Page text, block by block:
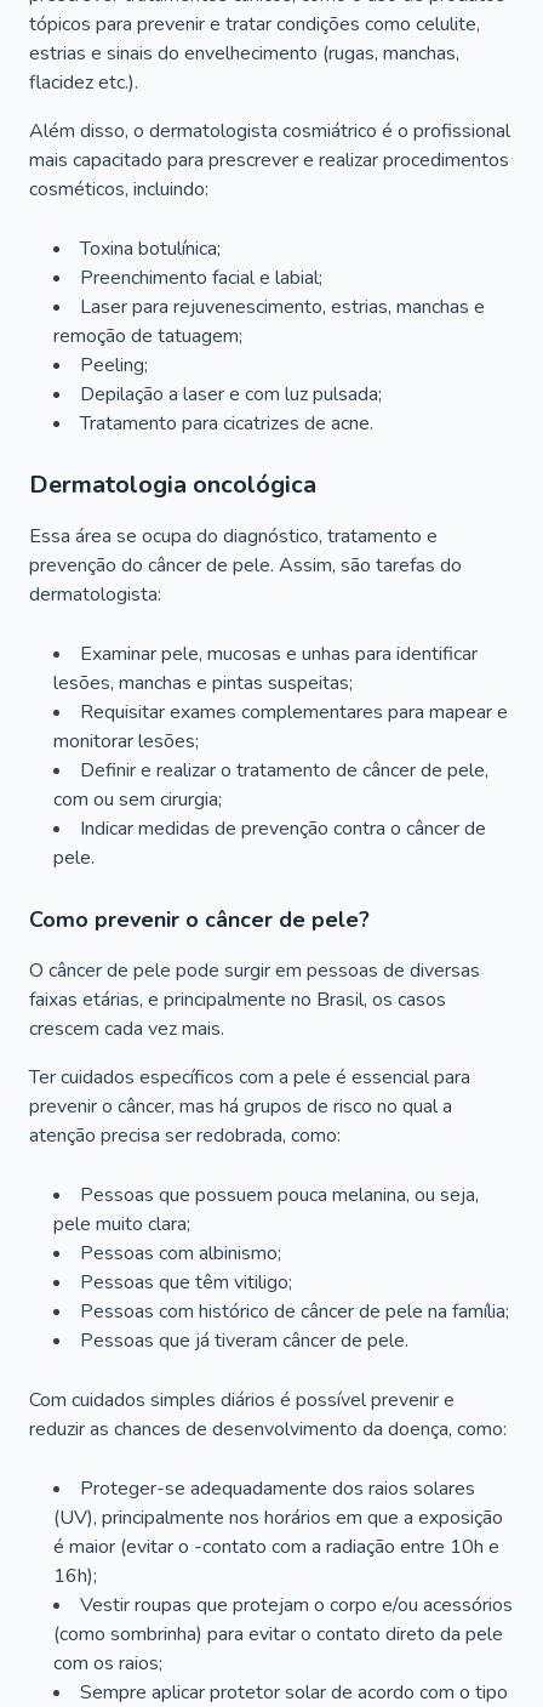
tópicos para prevenir e tratar condições como celulite,
estrias e sinais do envelhecimento (rugas, manchas,
flacidez etc.).
Além disso, o dermatologista cosmiátrico é o profissional
mais capacitado para prescrever e realizar procedimentos
cosméticos, incluindo:
Toxina botulínica;
Preenchimento facial e labial;
Laser para rejuvenescimento, estrias, manchas e
remoção de tatuagem;
Peeling;
Depilação a laser e com luz pulsada;
Tratamento para cicatrizes de acne.
Dermatologia oncológica
Essa área se ocupa do diagnóstico, tratamento e
prevenção do câncer de pele. Assim, são tarefas do
dermatologista:
Examinar pele, mucosas e unhas para identificar
lesões, manchas e pintas suspeitas;
Requisitar exames complementares para mapear e
monitorar lesões;
Definir e realizar o tratamento de câncer de pele,
com ou sem cirurgia;
Indicar medidas de prevenção contra o câncer de
pele.
Como prevenir o câncer de pele?
O câncer de pele pode surgir em pessoas de diversas
faixas etárias, e principalmente no Brasil, os casos
crescem cada vez mais.
Ter cuidados específicos com a pele é essencial para
prevenir o câncer, mas há grupos de risco no qual a
atenção precisa ser redobrada, como:
Pessoas que possuem pouca melanina, ou seja,
pele muito clara;
Pessoas com albinismo;
Pessoas que têm vitiligo;
Pessoas com histórico de câncer de pele na família;
Pessoas que já tiveram câncer de pele.
Com cuidados simples diários é possível prevenir e
reduzir as chances de desenvolvimento da doença, como:
Proteger-se adequadamente dos raios solares
(UV), principalmente nos horários em que a exposição
é maior (evitar o -contato com a radiação entre 10h e
16h);
Vestir roupas que protejam o corpo e/ou acessórios
(como sombrinha) para evitar o contato direto da pele
com os raios;
Sempre aplicar protetor solar de acordo com o tipo